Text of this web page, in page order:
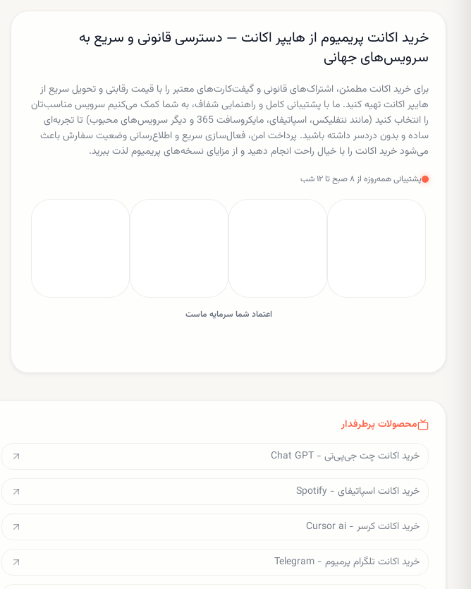
خرید اکانت پریمیوم از هایپر اکانت — دسترسی قانونی و سریع به
سرویس‌های جهانی
برای خرید اکانت مطمئن، اشتراک‌های قانونی و گیفت‌کارت‌های معتبر را با قیمت رقابتی و تحویل سریع از
هایپر اکانت تهیه کنید. ما با پشتیبانی کامل و راهنمایی شفاف، به شما کمک می‌کنیم سرویس مناسب‌تان
را انتخاب کنید (مانند نتفلیکس، اسپاتیفای، مایکروسافت 365 و دیگر سرویس‌های محبوب) تا تجربه‌ای
ساده و بدون دردسر داشته باشید. پرداخت امن، فعال‌سازی سریع و اطلاع‌رسانی وضعیت سفارش باعث
می‌شود خرید اکانت را با خیال راحت انجام دهید و از مزایای نسخه‌های پریمیوم لذت ببرید.
پشتیبانی همه‌روزه از ۸ صبح تا ۱۲ شب
اعتماد شما سرمایه ماست
محصولات پرطرفدار
خرید اکانت چت جی‌پی‌تی - Chat GPT
خرید اکانت اسپاتیفای - Spotify
خرید اکانت کرسر - Cursor ai
خرید اکانت تلگرام پرمیوم - Telegram